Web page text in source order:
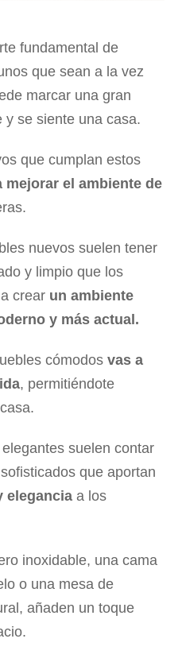
fundamental de
que sean a la vez
marcar una gran
y se siente una casa.
que cumplan estos
mejorar el ambiente de
nuevos suelen tener
y limpio que los
crear un ambiente
y más actual.
cómodosvas a
, permitiéndote
suelen contar
que aportan
elegancia a los
inoxidable, una cama
o una mesa de
añaden un toque